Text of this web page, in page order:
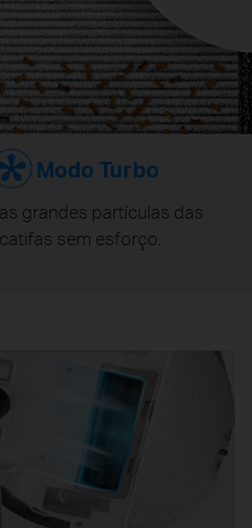
Modo Turbo
grandes partículas das
sem esforço.